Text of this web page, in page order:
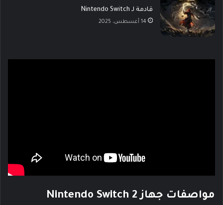
قادمة لـ Nintendo Switch
14 أغسطس، 2025
مواصفات جهاز Nintendo Switch 2